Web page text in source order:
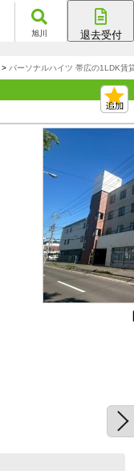
旭川 退去受付
パーソナルハイツ 帯広の1LDK賃